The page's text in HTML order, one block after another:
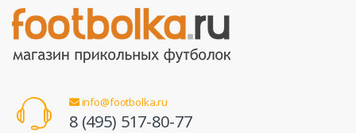
info@footbolka.ru
8 (495) 517-80-77